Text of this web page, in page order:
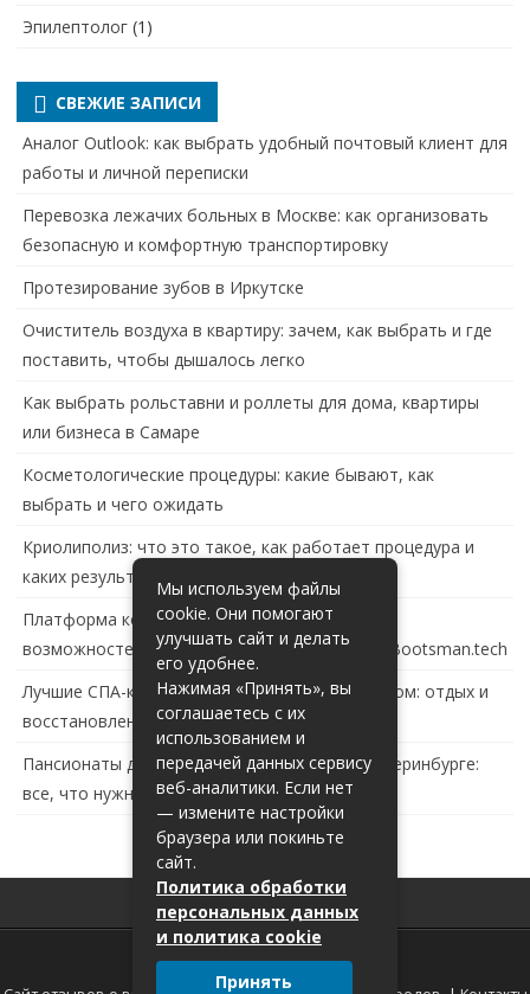
Эпилептолог (1)
СВЕЖИЕ ЗАПИСИ
Аналог Outlook: как выбрать удобный почтовый клиент для
работы и личной переписки
Перевозка лежачих больных в Москве: как организовать
безопасную и комфортную транспортировку
Протезирование зубов в Иркутске
Очиститель воздуха в квартиру: зачем, как выбрать и где
поставить, чтобы дышалось легко
Как выбрать рольставни и роллеты для дома, квартиры
или бизнеса в Самаре
Косметологические процедуры: какие бывают, как
выбрать и чего ожидать
Криолиполиз: что это такое, как работает процедура и
каких результатов ждать
Платформа контейнеризации в России: обзор
возможностей и перспектив развития сайта Bootsman.tech
Лучшие СПА-комплексы в Тольятти с бассейном: отдых и
восстановление за городом
Пансионаты для пожилых с деменцией в Екатеринбурге:
все, что нужно знать
Мы используем файлы
cookie. Они помогают
улучшать сайт и делать
его удобнее.
Нажимая «Принять», вы
соглашаетесь с их
использованием и
передачей данных сервису
веб-аналитики. Если нет
— измените настройки
браузера или покиньте
сайт.
Политика обработки
персональных данных
и политика cookie
Принять